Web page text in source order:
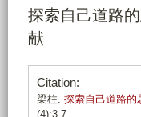
探索自己道路
献
Citation:
梁柱. 探索自己道路
(4):3-7.